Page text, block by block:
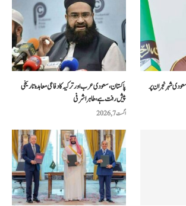
پاکستان، سعودی عرب اور ترکیہ کا دفاعی معاہدہ تاریخی
پیش رفت ہے، طاہر اشرفی
اگست 7, 2026
شہر نجران پر